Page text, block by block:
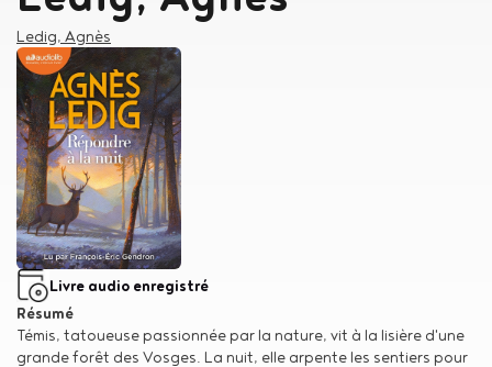
Auteur
Ledig, Agnès
Type de support matériel
Livre audio enregistré
Résumé
Témis, tatoueuse passionnée par la nature, vit à la lisière d'une
grande forêt des Vosges. La nuit, elle arpente les sentiers pour